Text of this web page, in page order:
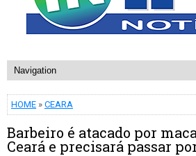
HOME » CEARA
Barbeiro é atacado por
Ceará e precisará passar